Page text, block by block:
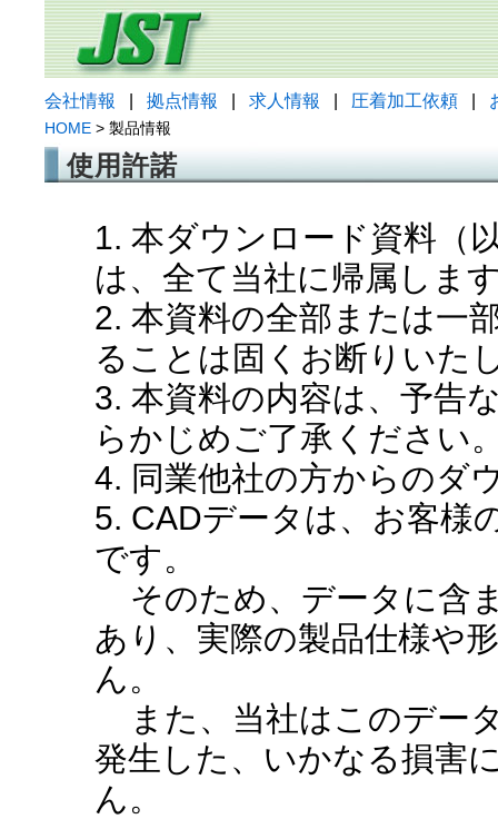
会社情報 拠点情報 求人情報 圧着加工依頼
HOME > 製品情報
使用許諾
1. 本ダウンロード資料（
は、全て当社に帰属しま
2. 本資料の全部または一
ることは固くお断りいた
3. 本資料の内容は、予告
らかじめご了承ください
4. 同業他社の方からのダ
5. CADデータは、お客様
です。
そのため、データに含
あり、実際の製品仕様や
ん。
また、当社はこのデー
発生した、いかなる損害
ん。